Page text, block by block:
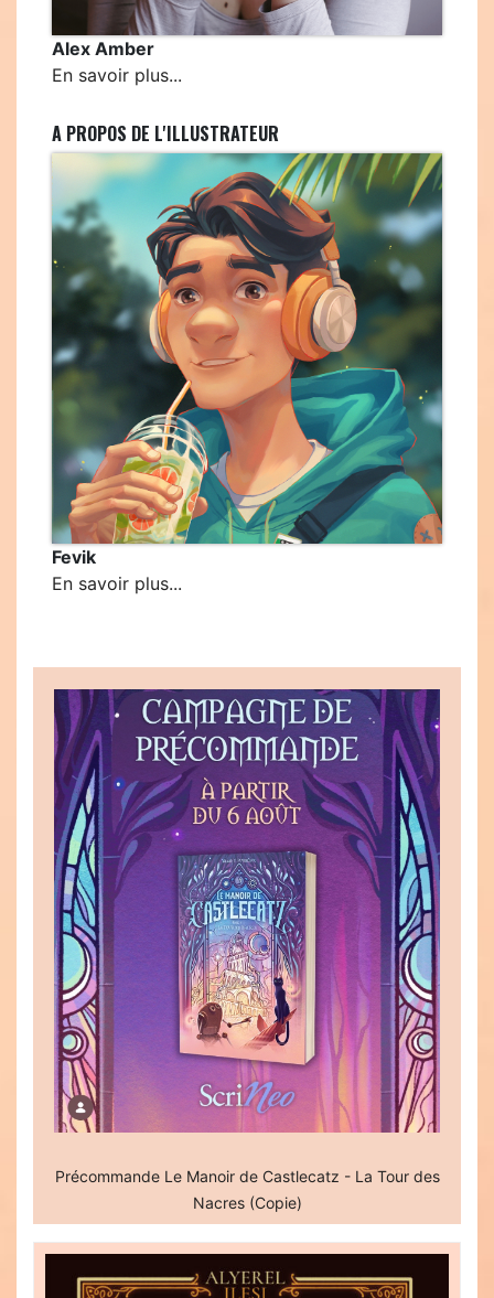
Alex Amber
En savoir plus...
A PROPOS DE L'ILLUSTRATEUR
Fevik
En savoir plus...
Précommande Le Manoir de Castlecatz - La Tour des
Nacres (Copie)